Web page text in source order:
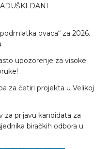
DANI
ovaca“ za 2026.
upozorenje za visoke
za četiri projekta u Velikoj
za prijavu kandidata za
biračkih odbora u